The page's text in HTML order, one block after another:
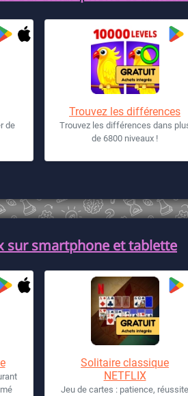
de
Trouvez les différences
Trouvez les différences dans
de 6800 niveaux !
sur smartphone et tablette
Solitaire classique
NETFLIX
Jeu de cartes : patience, réussite